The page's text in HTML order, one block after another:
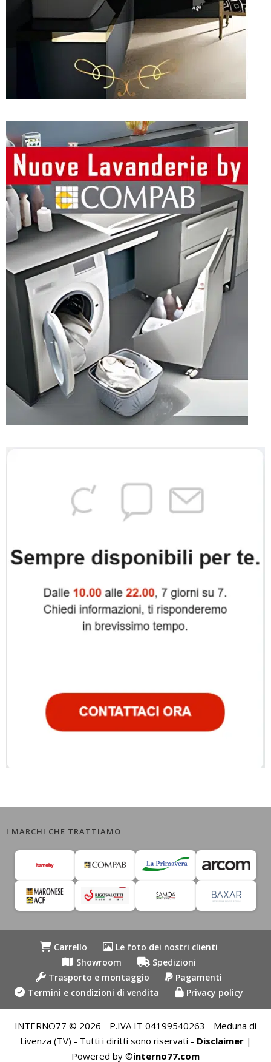
I MARCHI CHE TRATTIAMO
Carrello
Le foto dei nostri clienti
Showroom
Spedizioni
Trasporto e montaggio
Pagamenti
Termini e condizioni di vendita
Privacy policy
INTERNO77 © 2026 - P.IVA IT 04199540263 - Meduna di
Livenza (TV) - Tutti i diritti sono riservati - Disclaimer|
Powered by ©interno77.com